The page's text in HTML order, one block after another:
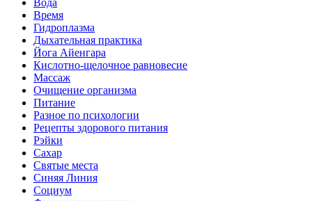
Вода
Время
Гидроплазма
Дыхательная практика
Йога Айенгара
Кислотно-щелочное равновесие
Массаж
Очищение организма
Питание
Разное по психологии
Рецепты здорового питания
Рэйки
Сахар
Святые места
Синяя Линия
Социум